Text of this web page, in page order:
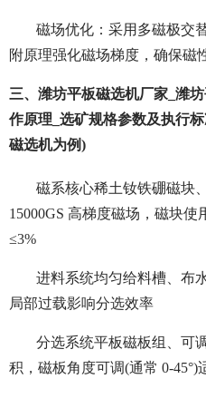
磁场优化：采用多磁极交
附原理强化磁场梯度，确保磁
三、潍坊平板磁选机厂家_潍
作原理_选矿规格参数及执行
磁选机为例)
磁系核心稀土钕铁硼磁块
15000GS 高梯度磁场，磁块
≤3%
进料系统均匀给料槽、布
局部过载影响分选效率
分选系统平板磁板组、可
积，磁板角度可调(通常 0-45°)